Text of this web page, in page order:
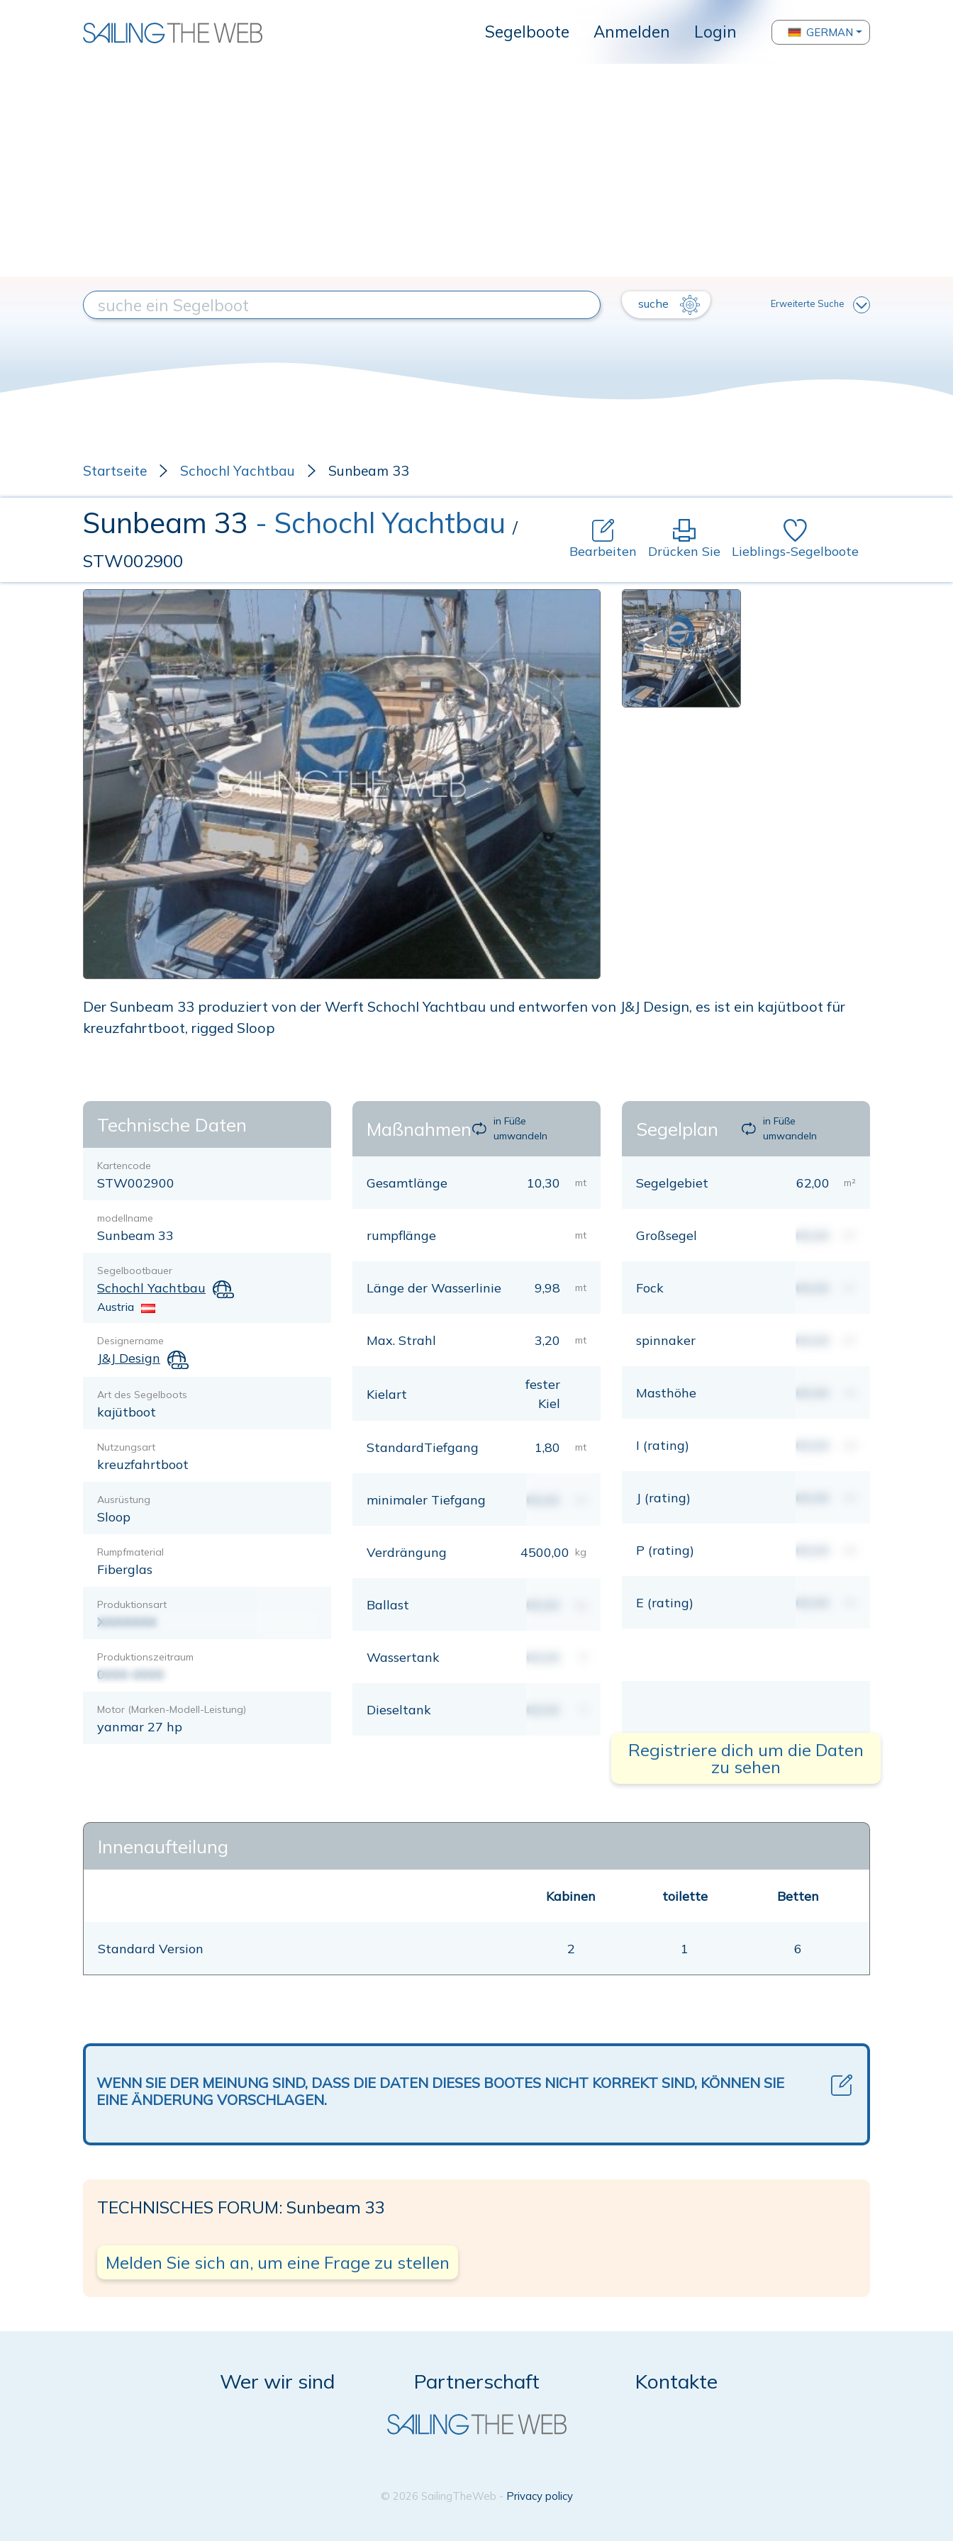
Segelboote Anmelden Login GERMAN
suche Erweiterte Suche
Startseite Schochl Yachtbau Sunbeam 33
Sunbeam 33 - Schochl Yachtbau /
STW002900
Bearbeiten Drücken Sie Lieblings-Segelboote
Der Sunbeam 33 produziert von der Werft Schochl Yachtbau und entworfen von J&J Design, es ist ein kajütboot für
kreuzfahrtboot, rigged Sloop
Technische Daten
Kartencode
STW002900
modellname
Sunbeam 33
Segelbootbauer
Schochl Yachtbau
Austria
Designername
J&J Design
Art des Segelboots
kajütboot
Nutzungsart
kreuzfahrtboot
Ausrüstung
Sloop
Rumpfmaterial
Fiberglas
Produktionsart
XXXXXXX
Produktionszeitraum
0000-0000
Motor (Marken-Modell-Leistung)
yanmar 27 hp
Maßnahmen
in Füße
umwandeln
Gesamtlänge 10,30 mt
rumpflänge mt
Länge der Wasserlinie 9,98 mt
Max. Strahl 3,20 mt
Kielart
fester
Kiel
StandardTiefgang 1,80 mt
minimaler Tiefgang 00,00
Verdrängung 4500,00 kg
Ballast 00,00
Wassertank 00,00
Dieseltank 00,00
Segelplan
in Füße
umwandeln
Segelgebiet 62,00 m²
Großsegel 00,00
Fock 00,00
spinnaker 00,00
Masthöhe 00,00
I (rating) 00,00
J (rating) 00,00
P (rating) 00,00
E (rating) 00,00
Registriere dich um die Daten
zu sehen
Innenaufteilung
Kabinen toilette Betten
Standard Version 2 1 6
WENN SIE DER MEINUNG SIND, DASS DIE DATEN DIESES BOOTES NICHT KORREKT SIND, KÖNNEN SIE
EINE ÄNDERUNG VORSCHLAGEN.
TECHNISCHES FORUM: Sunbeam 33
Melden Sie sich an, um eine Frage zu stellen
Wer wir sind Partnerschaft Kontakte
© 2026 SailingTheWeb - Privacy policy